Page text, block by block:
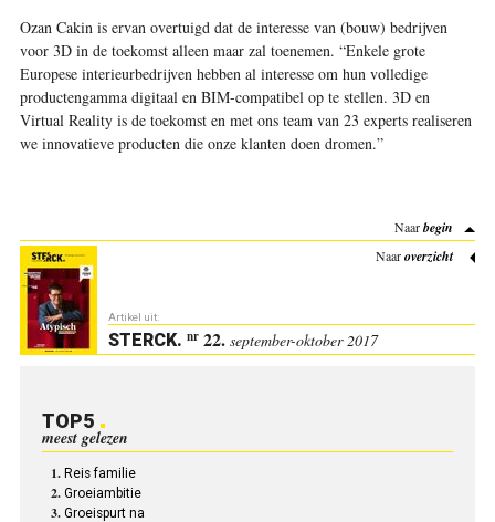
Ozan Cakin is ervan overtuigd dat de interesse van (bouw) bedrijven
voor 3D in de toekomst alleen maar zal toenemen. “Enkele grote
Europese interieurbedrijven hebben al interesse om hun volledige
productengamma digitaal en BIM-compatibel op te stellen. 3D en
Virtual Reality is de toekomst en met ons team van 23 experts realiseren
we innovatieve producten die onze klanten doen dromen.”
Naarbegin
Naaroverzicht
Artikel uit:
STERCK. nr22. september-oktober 2017
TOP5
meest gelezen
Reis familie
Groeiambitie
Groeispurt na